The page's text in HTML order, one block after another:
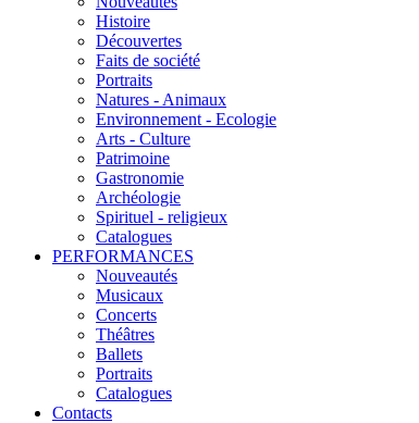
Histoire
Découvertes
Faits de société
Portraits
Natures - Animaux
Environnement - Ecologie
Arts - Culture
Patrimoine
Gastronomie
Archéologie
Spirituel - religieux
Catalogues
PERFORMANCES
Nouveautés
Musicaux
Concerts
Théâtres
Ballets
Portraits
Catalogues
Contacts